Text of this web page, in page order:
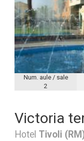
Num. aule / sale
2
Victoria
Hotel Tivoli